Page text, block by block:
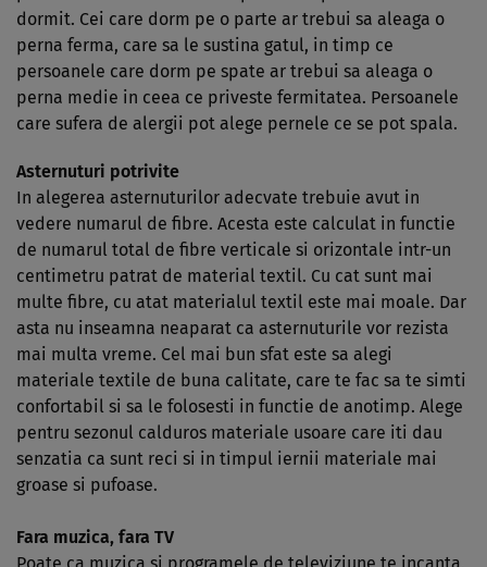
dormit. Cei care dorm pe o parte ar trebui sa aleaga o
perna ferma, care sa le sustina gatul, in timp ce
persoanele care dorm pe spate ar trebui sa aleaga o
perna medie in ceea ce priveste fermitatea. Persoanele
care sufera de alergii pot alege pernele ce se pot spala.
Asternuturi potrivite
In alegerea asternuturilor adecvate trebuie avut in
vedere numarul de fibre. Acesta este calculat in functie
de numarul total de fibre verticale si orizontale intr-un
centimetru patrat de material textil. Cu cat sunt mai
multe fibre, cu atat materialul textil este mai moale. Dar
asta nu inseamna neaparat ca asternuturile vor rezista
mai multa vreme. Cel mai bun sfat este sa alegi
materiale textile de buna calitate, care te fac sa te simti
confortabil si sa le folosesti in functie de anotimp. Alege
pentru sezonul calduros materiale usoare care iti dau
senzatia ca sunt reci si in timpul iernii materiale mai
groase si pufoase.
Fara muzica, fara TV
Poate ca muzica si programele de televiziune te incanta,